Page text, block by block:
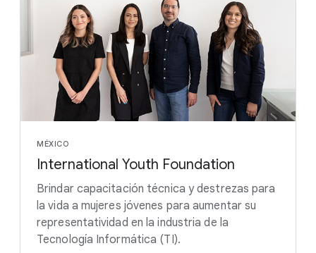
MÉXICO
International Youth Foundation
Brindar capacitación técnica y destrezas para
la vida a mujeres jóvenes para aumentar su
representatividad en la industria de la
Tecnología Informática (TI).